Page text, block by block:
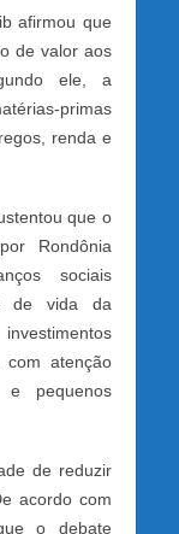
afirmou que
de valor aos
ele, a
primas
renda e
que o
Rondônia
sociais
de vida da
com atenção
pequenos
de reduzir
acordo com
o debate